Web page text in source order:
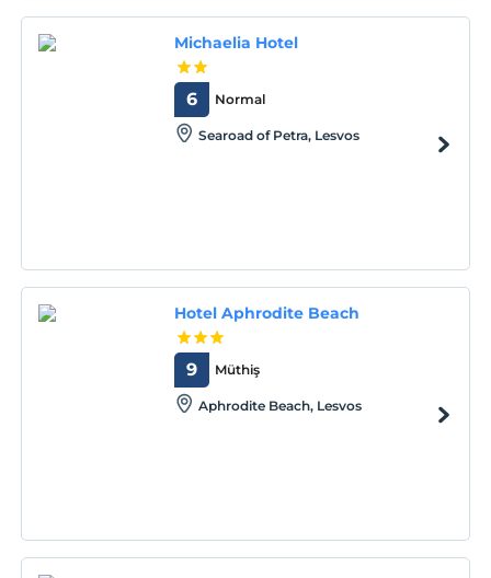
Michaelia Hotel
Normal
6
Searoad of Petra, Lesvos
Hotel Aphrodite Beach
Müthiş
9
Aphrodite Beach, Lesvos